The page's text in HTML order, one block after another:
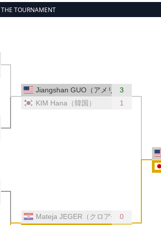
THE TOURNAMENT
Jiangshan GUO（アメリカ）
3
KIM Hana（韓国）
1
Mateja JEGER（クロアチア）
0